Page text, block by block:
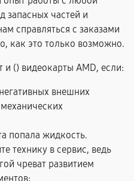
запасных частей и
справляться с заказами
как это только возможно.
и () видеокарты AMD, если:
внешних
попала жидкость.
технику в сервис, ведь
чреват развитием